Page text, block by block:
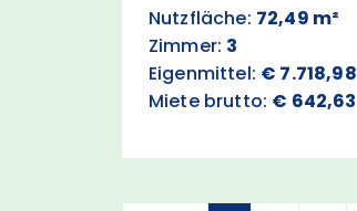
Nutzfläche: 72,49 m²
Zimmer: 3
Eigenmittel: € 7.718,98
Miete brutto: € 642,63